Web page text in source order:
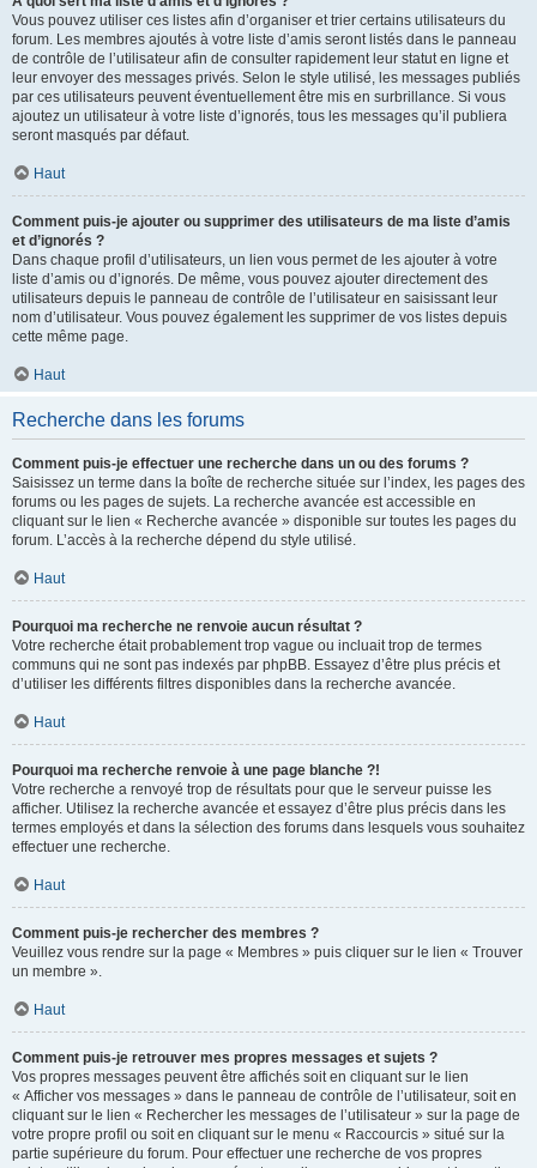
Vous pouvez utiliser ces listes afin d’organiser et trier certains utilisateurs du
forum. Les membres ajoutés à votre liste d’amis seront listés dans le panneau
de contrôle de l’utilisateur afin de consulter rapidement leur statut en ligne et
leur envoyer des messages privés. Selon le style utilisé, les messages publiés
par ces utilisateurs peuvent éventuellement être mis en surbrillance. Si vous
ajoutez un utilisateur à votre liste d’ignorés, tous les messages qu’il publiera
seront masqués par défaut.
Haut
Comment puis-je ajouter ou supprimer des utilisateurs de ma liste d’amis
et d’ignorés ?
Dans chaque profil d’utilisateurs, un lien vous permet de les ajouter à votre
liste d’amis ou d’ignorés. De même, vous pouvez ajouter directement des
utilisateurs depuis le panneau de contrôle de l’utilisateur en saisissant leur
nom d’utilisateur. Vous pouvez également les supprimer de vos listes depuis
cette même page.
Haut
Recherche dans les forums
Comment puis-je effectuer une recherche dans un ou des forums ?
Saisissez un terme dans la boîte de recherche située sur l’index, les pages des
forums ou les pages de sujets. La recherche avancée est accessible en
cliquant sur le lien « Recherche avancée » disponible sur toutes les pages du
forum. L’accès à la recherche dépend du style utilisé.
Haut
Pourquoi ma recherche ne renvoie aucun résultat ?
Votre recherche était probablement trop vague ou incluait trop de termes
communs qui ne sont pas indexés par phpBB. Essayez d’être plus précis et
d’utiliser les différents filtres disponibles dans la recherche avancée.
Haut
Pourquoi ma recherche renvoie à une page blanche ?!
Votre recherche a renvoyé trop de résultats pour que le serveur puisse les
afficher. Utilisez la recherche avancée et essayez d’être plus précis dans les
termes employés et dans la sélection des forums dans lesquels vous souhaitez
effectuer une recherche.
Haut
Comment puis-je rechercher des membres ?
Veuillez vous rendre sur la page « Membres » puis cliquer sur le lien « Trouver
un membre ».
Haut
Comment puis-je retrouver mes propres messages et sujets ?
Vos propres messages peuvent être affichés soit en cliquant sur le lien
« Afficher vos messages » dans le panneau de contrôle de l’utilisateur, soit en
cliquant sur le lien « Rechercher les messages de l’utilisateur » sur la page de
votre propre profil ou soit en cliquant sur le menu « Raccourcis » situé sur la
partie supérieure du forum. Pour effectuer une recherche de vos propres